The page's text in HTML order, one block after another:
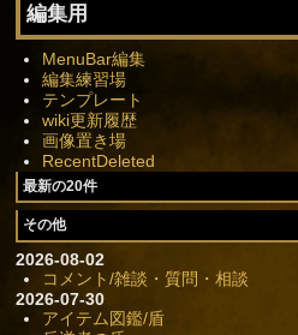
編集用
MenuBar編集
編集練習場
テンプレート
wiki更新履歴
画像置き場
RecentDeleted
最新の20件
その他
2026-08-02
コメント/雑談・質問・相談
2026-07-30
アイテム図鑑/盾